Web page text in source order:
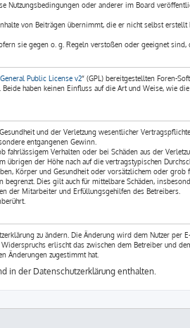
Nutzungsbedingungen oder anderer im Board
von Beiträgen übernimmt, die er nicht selbst
sie gegen o. g. Regeln verstoßen oder geeignet sind,
Public License v2“ (GPL) bereitgestellten Foren-
haben keinen Einfluss auf die Art und Weise,
und der Verletzung wesentlicher
entgangenen Gewinn.
Verhalten oder bei Schäden aus der
übrigen der Höhe nach auf die vertragstypischen
Körper und Gesundheit oder vorsätzlichem oder
Dies gilt auch für mittelbare Schäden,
der Mitarbeiter und Erfüllungsgehilfen des Betreibers.
zu ändern. Die Änderung wird dem Nutzer per
erlischt das zwischen dem Betreiber und
Änderungen zugestimmt hat.
in der Datenschutzerklärung enthalten.